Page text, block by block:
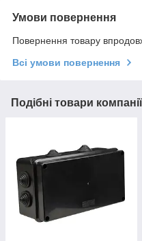
Умови повернення
Повернення товару
Всі умови повернення
Подібні товари компанії